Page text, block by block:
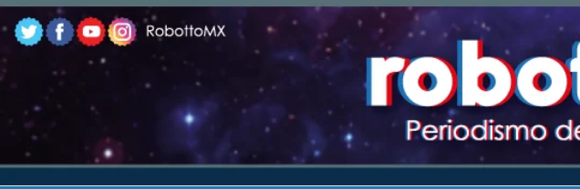
Skip
to
content